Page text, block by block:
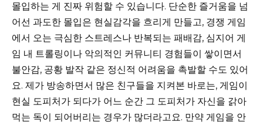
몰입하는 게 진짜 위험할 수 있습니다. 단순한 즐거움을 넘
어선 과도한 몰입은 현실감각을 흐리게 만들고, 경쟁 게임
에서 오는 극심한 스트레스나 반복되는 패배감, 심지어 게
임 내 트롤링이나 악의적인 커뮤니티 경험들이 쌓이면서
불안감, 공황 발작 같은 정신적 어려움을 촉발할 수도 있어
요. 제가 방송하면서 많은 친구들을 지켜본 바로는, 게임이
현실 도피처가 되다가 어느 순간 그 도피처가 자신을 갉아
먹는 독이 되어버리는 경우가 많더라고요. 만약 게임을 안